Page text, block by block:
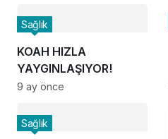
KOAH HIZLA
YAYGINLAŞIYOR!
Sağlık
9 ay önce
Sağlık